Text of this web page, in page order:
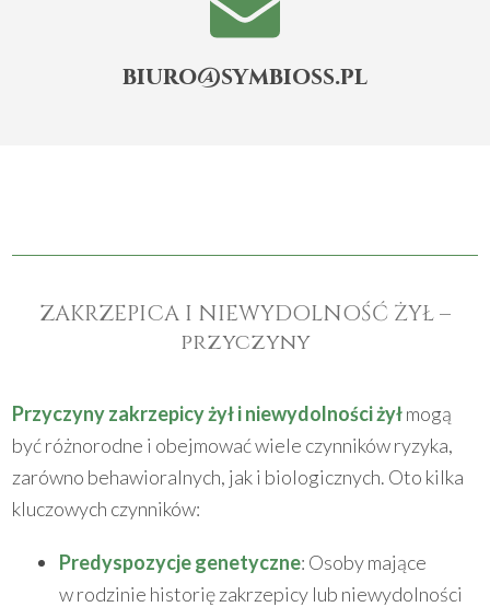
biuro@symbioss.pl
ZAKRZEPICA I NIEWYDOLNOŚĆ ŻYŁ –
przyczyny
Przyczyny zakrzepicy żył i niewydolności żyłmogą
być różnorodne i obejmować wiele czynników ryzyka,
zarówno behawioralnych, jak i biologicznych. Oto kilka
kluczowych czynników:
Predyspozycje genetyczne: Osoby mające
w rodzinie historię zakrzepicy lub niewydolności